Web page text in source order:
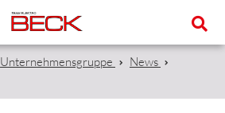
Unternehmensgruppe
News